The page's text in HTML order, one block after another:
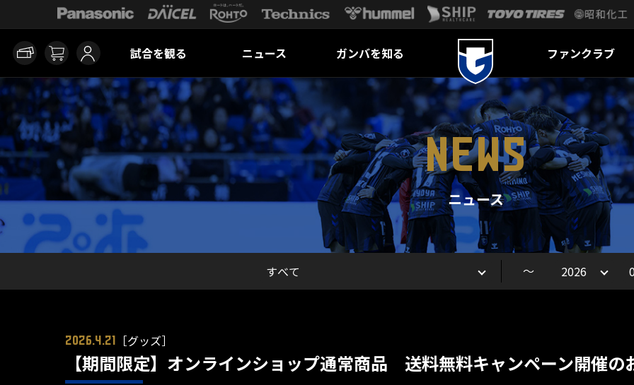
試合を観る ニュース ガンバを知る ファンクラブ
NEWS
ニュース
～
2026.4.21 ［グッズ］
【期間限定】オンラインショップ通常商品 送料無料キャンペーン開催の